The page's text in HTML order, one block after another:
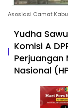
Asosiasi Camat
Yudha
Komisi A
Perjuangan
Nasional